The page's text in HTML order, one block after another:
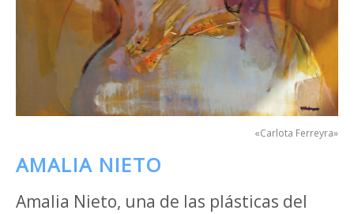
«Carlota Ferreyra»
AMALIA NIETO
Amalia Nieto, una de las plásticas del